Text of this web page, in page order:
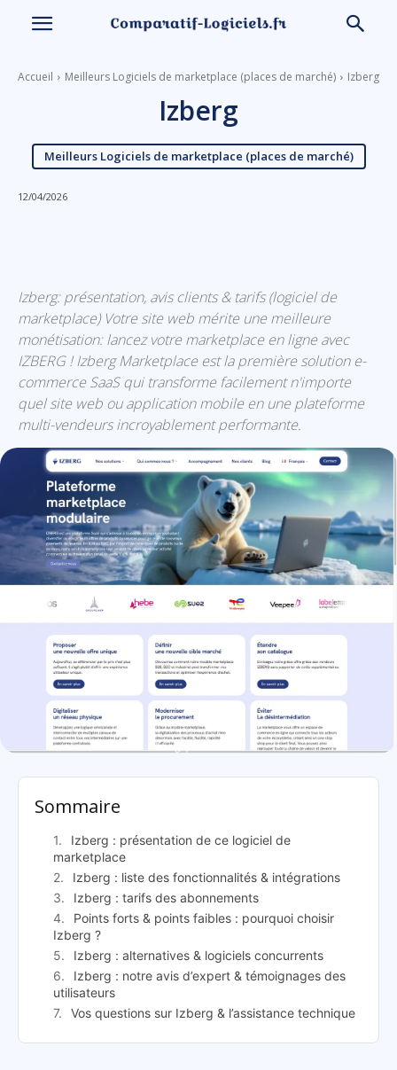
Accueil Meilleurs Logiciels de marketplace (places de marché) Izberg
Izberg
Meilleurs Logiciels de marketplace (places de marché)
12/04/2026
Izberg: présentation, avis clients & tarifs (logiciel de
marketplace) Votre site web mérite une meilleure
monétisation: lancez votre marketplace en ligne avec
IZBERG ! Izberg Marketplace est la première solution e-
commerce SaaS qui transforme facilement n'importe
quel site web ou application mobile en une plateforme
multi-vendeurs incroyablement performante.
Izberg: présentation
Sommaire
Izberg : présentation de ce logiciel de
marketplace
Izberg : liste des fonctionnalités & intégrations
Izberg : tarifs des abonnements
Points forts & points faibles : pourquoi choisir
Izberg ?
Izberg : alternatives & logiciels concurrents
Izberg : notre avis d’expert & témoignages des
utilisateurs
Vos questions sur Izberg & l’assistance technique